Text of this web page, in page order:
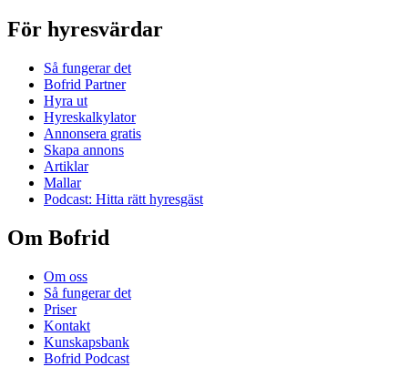
För hyresvärdar
Så fungerar det
Bofrid Partner
Hyra ut
Hyreskalkylator
Annonsera gratis
Skapa annons
Artiklar
Mallar
Podcast: Hitta rätt hyresgäst
Om Bofrid
Om oss
Så fungerar det
Priser
Kontakt
Kunskapsbank
Bofrid Podcast